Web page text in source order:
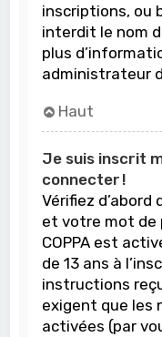
inscriptions, ou
interdit le nom
plus
administrateur
Haut
Je suis inscrit
connecter !
Vérifiez
et votre mot de
COPPA est
de 13 ans à
instructions
exigent que les
activées (par